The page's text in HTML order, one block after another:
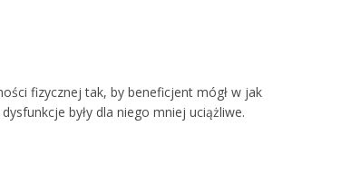
fizycznej tak, by beneficjent mógł w jak
były dla niego mniej uciążliwe.